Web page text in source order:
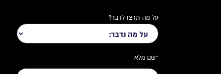
על מה תרצו לדבר?
*שם מלא